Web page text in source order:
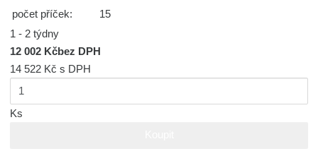
počet příček:
15
1 - 2 týdny
12 002 Kčbez DPH
14 522 Kčs DPH
Ks